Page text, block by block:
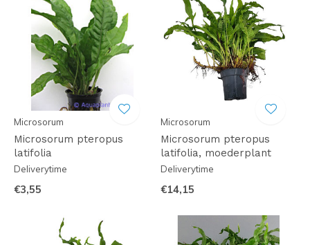
Microsorum
Microsorum pteropus
latifolia
Deliverytime
€3,55
Microsorum
Microsorum pteropus
latifolia, moederplant
Deliverytime
€14,15